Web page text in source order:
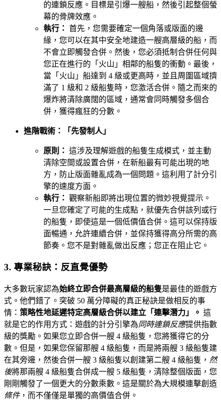
的連鎖反應。目標是引爆一艘船，然後引起整個螢
幕的骨牌效應。
執行： 首先，您需要確定一個角落或版面的邊
緣，您可以在其中安全地建造一艘高層級的船，而
不會立即觸發合併。然後，您必須抵制合併任何與
您正在進行的「火山」相鄰的船隻的衝動。最後，
當「火山」船達到 4 級或更高時，並且周圍區域擠
滿了 1 級和 2 級船隻時，您激活合併。隨之而來的
爆炸將清除廣闊的區域，通常會同時觸發多個合
併，獲得瘋狂的分數。
進階戰術：「先發制人」
原則： 這涉及理解遊戲的船隻生成模式，並主動
清除空間或設置合併，在新船最有可能出現的地
方，防止版面雜亂成為一個問題。這利用了計分引
擎的速度方面。
執行： 觀察新船即將出現位置的微妙視覺提示。
一旦您確定了可能的生成點，就優先合併該列或行
的船隻，即使這是一個低價值合併。這可以保持版
面暢通，允許連續合併，並保持獲得高分所需的高
節奏。您不是對雜亂做出反應；您正在阻止它。
3. 專業秘訣：反直覺優勢
大多數玩家認為始終立即合併最高層級的船隻是最佳的遊戲方
式。他們錯了。突破 50 萬分障礙的真正秘訣是做相反的事
情： 策略性地延遲特定高層級合併以建立「連擊潛力」。 這
就是它的作用方式：遊戲的計分引擎為同時連鎖反應提供指數
級的獎勵。如果您立即合併一艘 4 級船隻，您將獲得它的分
數。但是，如果您保留那艘 4 級船隻，而是將兩艘 3 級船隻建
在其旁邊，然後合併一艘 3 級船隻以創建第二艘 4 級船隻， 然
後將那兩艘 4 級船隻合併成一艘 5 級船隻，清除整個版面，您
剛剛觸發了一個更大的分數乘數。這是關於為大規模連擊創造
條件，而不僅僅是單獨的高價值合併。